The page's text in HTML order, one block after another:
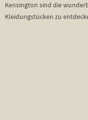
Kensington sind die
Kleidungstücken zu